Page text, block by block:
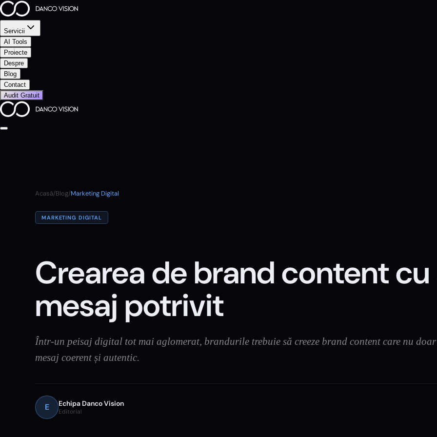
Servicii
AI Tools
Proiecte
Despre
Blog
Contact
Audit Gratuit
Acasă/Blog/Marketing Digital
MARKETING DIGITAL
Crearea de brand content
mesaj potrivit
Într-un peisaj digital tot mai aglomerat, brandurile trebuie să creeze brand content care nu
mesaj coerent și autentic.
E Echipa Danco Vision
Editorial